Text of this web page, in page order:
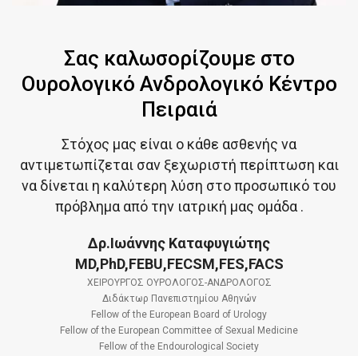
Σας καλωσορίζουμε στο
Ουρολογικό Ανδρολογικό Κέντρο
Πειραιά
Στόχος μας είναι ο κάθε ασθενής να
αντιμετωπίζεται σαν ξεχωριστή περίπτωση και
να δίνεται η καλύτερη λύση στο προσωπικό του
πρόβλημα από την ιατρική μας ομάδα .
Δρ.Ιωάννης Καταφυγιώτης
MD,PhD,FEBU,FECSM,FES,FACS
ΧΕΙΡΟΥΡΓΟΣ ΟΥΡΟΛΟΓΟΣ-ΑΝΔΡΟΛΟΓΟΣ
Διδάκτωρ Πανεπιστημίου Αθηνών
Fellow of the European Board of Urology
Fellow of the European Committee of Sexual Medicine
Fellow of the Endourological Society